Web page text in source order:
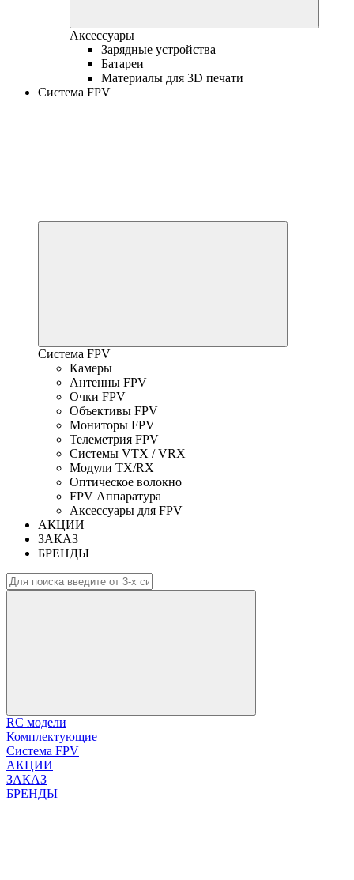
Аксессуары
Зарядные устройства
Батареи
Материалы для 3D печати
Система FPV
Система FPV
Камеры
Антенны FPV
Очки FPV
Объективы FPV
Мониторы FPV
Телеметрия FPV
Системы VTX / VRX
Модули TX/RX
Оптическое волокно
FPV Аппаратура
Аксессуары для FPV
АКЦИИ
ЗАКАЗ
БРЕНДЫ
RC модели
Комплектующие
Система FPV
АКЦИИ
ЗАКАЗ
БРЕНДЫ